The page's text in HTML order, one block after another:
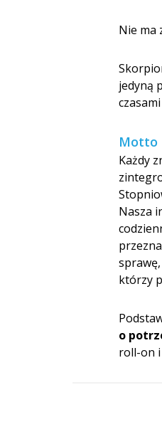
Nie ma
jedyną
Motto
Każdy
Nasza
którzy
o
roll-on i